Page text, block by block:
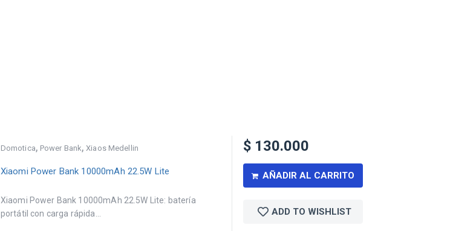
Domotica, Power Bank,Xiaos Medellin
Xiaomi Power Bank 10000mAh 22.5W Lite
Xiaomi Power Bank 10000mAh 22.5W Lite: batería
portátil con carga rápida...
$ 130.000
AÑADIR AL CARRITO
ADD TO WISHLIST